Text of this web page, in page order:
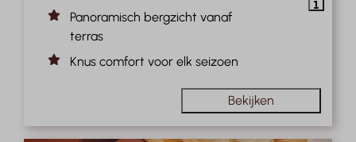
Panoramisch bergzicht vanaf
terras
Knus comfort voor elk seizoen
Bekijken